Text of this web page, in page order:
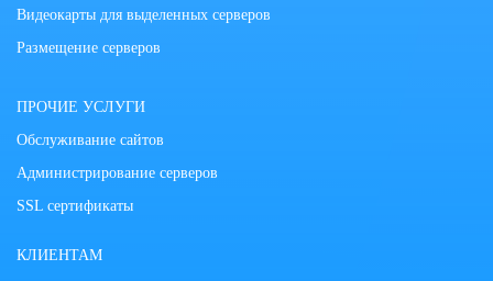
Видеокарты для выделенных серверов
Размещение серверов
ПРОЧИЕ УСЛУГИ
Обслуживание сайтов
Администрирование серверов
SSL сертификаты
КЛИЕНТАМ